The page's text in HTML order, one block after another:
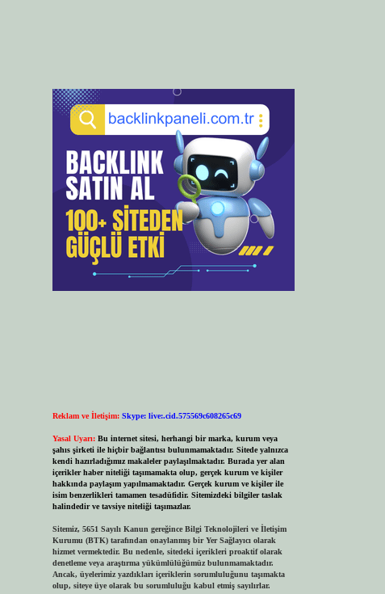
Reklam ve İletişim: Skype: live:.cid.575569c608265c69
Yasal Uyarı: Bu internet sitesi, herhangi bir marka, kurum veya
şahıs şirketi ile hiçbir bağlantısı bulunmamaktadır. Sitede yalnızca
kendi hazırladığımız makaleler paylaşılmaktadır. Burada yer alan
içerikler haber niteliği taşımamakta olup, gerçek kurum ve kişiler
hakkında paylaşım yapılmamaktadır. Gerçek kurum ve kişiler ile
isim benzerlikleri tamamen tesadüfidir. Sitemizdeki bilgiler taslak
halindedir ve tavsiye niteliği taşımazlar.
Sitemiz, 5651 Sayılı Kanun gereğince Bilgi Teknolojileri ve İletişim
Kurumu (BTK) tarafından onaylanmış bir Yer Sağlayıcı olarak
hizmet vermektedir. Bu nedenle, sitedeki içerikleri proaktif olarak
denetleme veya araştırma yükümlülüğümüz bulunmamaktadır.
Ancak, üyelerimiz yazdıkları içeriklerin sorumluluğunu taşımakta
olup, siteye üye olarak bu sorumluluğu kabul etmiş sayılırlar.